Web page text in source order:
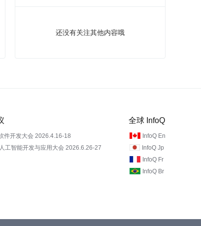
还没有关注其他内容哦
件开发大会 2026.4.16-18
工智能开发与应用大会 2026.6.26-27
全球 InfoQ
InfoQ En
InfoQ Jp
InfoQ Fr
InfoQ Br